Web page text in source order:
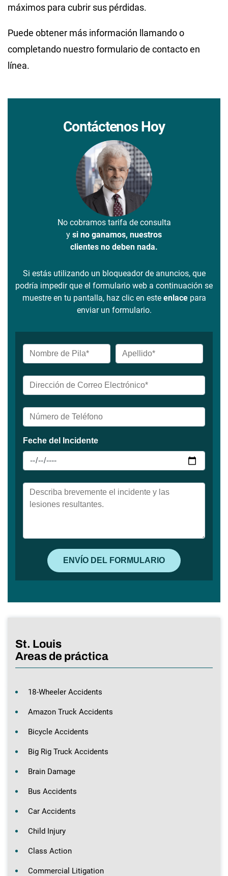
máximos para cubrir sus pérdidas.
Puede obtener más información llamando o
completando nuestro formulario de contacto en
línea.
Contáctenos Hoy
No cobramos tarifa de consulta
y si no ganamos, nuestros
clientes no deben nada.
Si estás utilizando un bloqueador de anuncios, que
podría impedir que el formulario web a continuación se
muestre en tu pantalla, haz clic en este enlacepara
enviar un formulario.
St. Louis
Areas de práctica
18-Wheeler Accidents
Amazon Truck Accidents
Bicycle Accidents
Big Rig Truck Accidents
Brain Damage
Bus Accidents
Car Accidents
Child Injury
Class Action
Commercial Litigation